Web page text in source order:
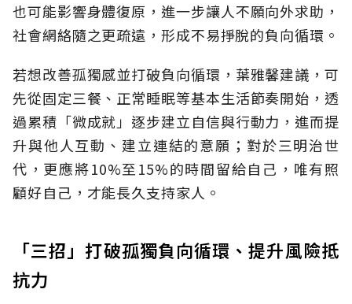
也可能影響身體復原，進一步讓人不願向外求助，
社會網絡隨之更疏遠，形成不易掙脫的負向循環。
若想改善孤獨感並打破負向循環，葉雅馨建議，可
先從固定三餐、正常睡眠等基本生活節奏開始，透
過累積「微成就」逐步建立自信與行動力，進而提
升與他人互動、建立連結的意願；對於三明治世
代，更應將10%至15%的時間留給自己，唯有照
顧好自己，才能長久支持家人。
「三招」打破孤獨負向循環、提升風險抵
抗力